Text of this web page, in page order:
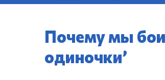
Почему мы
одиночки’